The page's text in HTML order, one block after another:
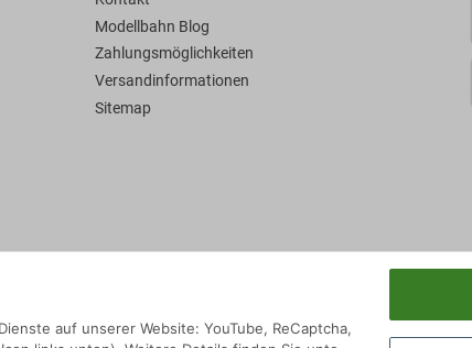
Modellbahn Blog
Zahlungsmöglichkeiten
Versandinformationen
Sitemap
auf unserer Website: YouTube, ReCaptcha,